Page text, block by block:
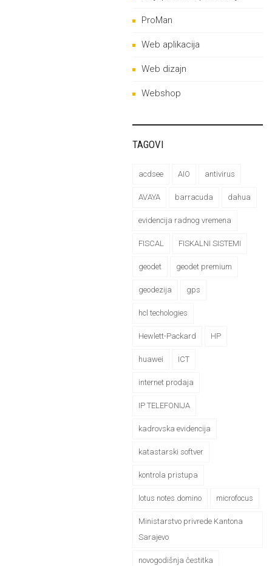
ProMan
Web aplikacija
Web dizajn
Webshop
TAGOVI
acdsee AIO antivirus
AVAYA barracuda dahua
evidencija radnog vremena
FISCAL FISKALNI SISTEMI
geodet geodet premium
geodezija gps
hcl techologies
Hewlett-Packard HP
huawei ICT
internet prodaja
IP TELEFONIJA
kadrovska evidencija
katastarski softver
kontrola pristupa
lotus notes domino microfocus
Ministarstvo privrede Kantona
Sarajevo
novogodišnja čestitka